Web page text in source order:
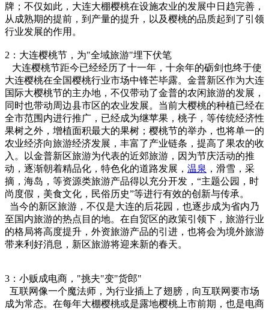
牌；不仅如此，大连大棚樱桃在设施农业的发展中日趋完善，
从成熟期的提前，到产量的提升，以及樱桃的品质起到了引领
行业发展的作用。
2：大连樱桃节，为"全域旅游"埋下伏笔
大连樱桃节距今已经经历了十一年，十余年的砺剑也终于使
大连樱桃在全国樱桃行业市场中锋芒毕露。金普新区作为大连
国际大樱桃节的主办地，不仅带动了金普的农闲旅游的发展，
同时也带动周边县市区的农业发展。当前大樱桃的种植已经在
全市范围内进行推广，已经成为继苹果，桃子，等传统经济性
果树之外，增植面积最大的果树；樱桃节的举办，也将单一的
农业经济向旅游经济发展，丰富了产业链条，提高了果农的收
入。以金普新区旅游为代表的近郊旅游，因为节庆活动的推
动，逐渐朝着精品化，特色化的道路发展， 温泉 ，滑雪，采
摘，海岛，等资源类旅游产品得以充分开发，“主题公园，时
尚度假，美食文化，民俗历史”等进行有效的创新与传承。
当今的新区旅游，不仅是大连的后花园，也逐步成为省内乃
至国内旅游的热点目的地。在自贸区的政策引领下，旅游行业
的格局将高度提升，外资旅游产品的引进，也将会为境外旅游
带来利好消息，新区旅游将迎来新的春天。
3：小贩成电商，"挑夫"变"货郎"
互联网像一个魔法师，为行业插上了翅膀，向互联网要市场
成为常态。在每年大棚樱桃或是露地樱桃上市前期，也是电商